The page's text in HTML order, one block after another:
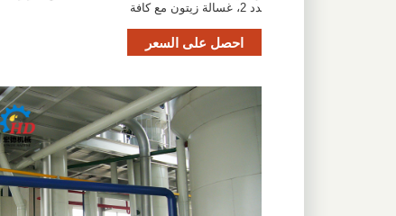
دد 2، غسالة زيتون مع كافة
احصل على السعر